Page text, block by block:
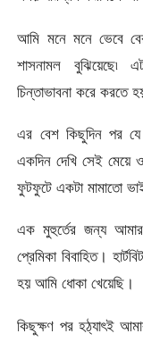
আমি মনে মনে ভেবে
শাসনামল
চিন্তাভাবনা করে করতে
এর বেশ কিছুদিন পর যে
একদিন দেখি সেই মেয়ে
ফুটফুটে একটা মামাতো
এক মুহুর্তের জন্য
প্রেমিকা বিবাহিত।
হয় আমি ধোকা খেয়েছি।
কিছুক্ষণ পর হঠ্যাৎই